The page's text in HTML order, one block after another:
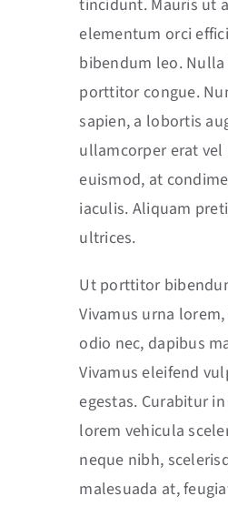
tincidunt. Mauris ut
elementum orci
bibendum leo.
porttitor congue.
sapien, a lobortis
ullamcorper erat vel
euismod, at
iaculis. Aliquam
ultrices.
Ut porttitor
Vivamus urna
odio nec, dapibus
Vivamus eleifend
egestas. Curabitur
lorem vehicula
neque nibh,
malesuada at,